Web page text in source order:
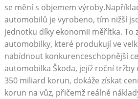
se mění s ⁣objemem
automobilů je⁢ vyrobeno, tím‍ nižší
jednotku díky ekonomii měřítka. To
automobilky, které‌ produkují ‌ve
nabídnout konkurenceschopnější
automobilka Škoda, jejíž roční
350 miliard korun, dokáže získat
korun na vůz, přičemž reálné